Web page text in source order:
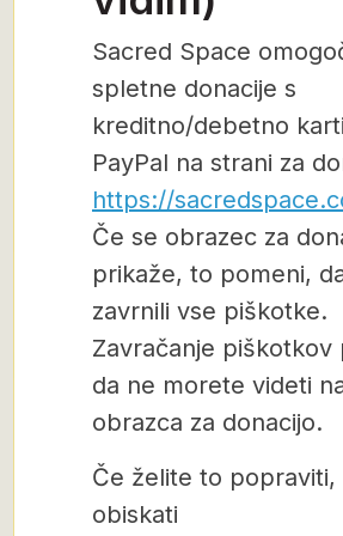
Sacred Space
spletne donacije s
kreditno/debetno
PayPal na strani za
https://
Če se obrazec za
prikaže, to pomeni,
zavrnili vse piškotke.
Zavračanje piškotkov
da ne morete videti
obrazca za donacijo.
Če želite to popraviti,
obiskati